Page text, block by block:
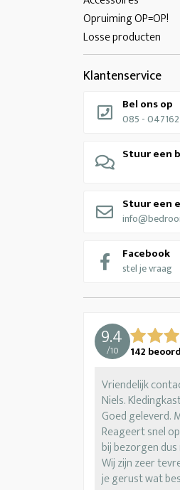
Opruiming OP=OP!
Losse producten
Klantenservice
Bel ons op
085 -
Stuur een
Stuur een
Facebook
stel je vraag
9.4
/10 142
Vriendelijk
Niels.
Goed geleverd.
Reageert snel
bij bezorgen
Wij zijn zeer
je gerust wat